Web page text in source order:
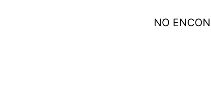
NO